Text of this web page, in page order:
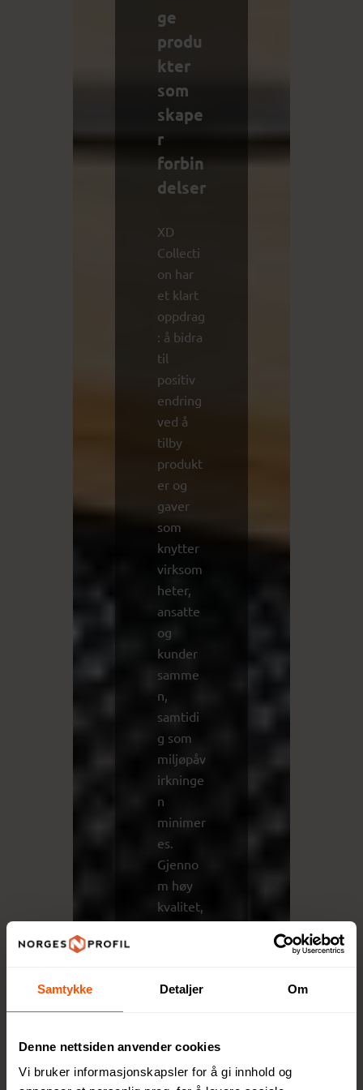
Samtykke Detaljer Om
Denne nettsiden anvender cookies
Vi bruker informasjonskapsler for å gi innhold og
ge
produ
kter
som
skape
r
forbin
delser
XD
Collecti
on har
et klart
oppdrag
: å bidra
til
positiv
endring
ved å
tilby
produkt
er og
gaver
som
knytter
virksom
heter,
ansatte
og
kunder
samme
n,
samtidi
g som
miljøpåv
irkninge
n
minimer
es.
Gjenno
m høy
kvalitet,
funksjo
ansvarli
XD
Collecti